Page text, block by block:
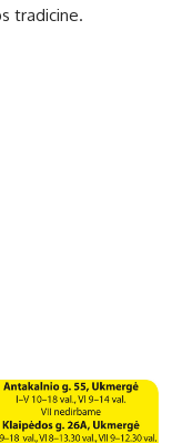
tradicine.